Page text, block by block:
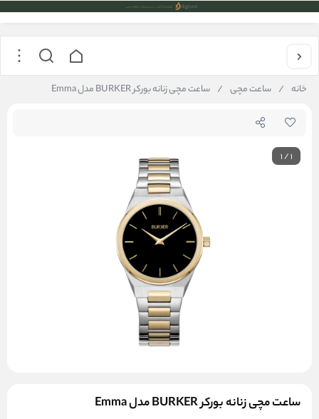
خانه / ساعت مچی / ساعت مچی زنانه بورکر BURKER مدل Emma
1/1
ساعت مچی زنانه بورکر BURKER مدل Emma